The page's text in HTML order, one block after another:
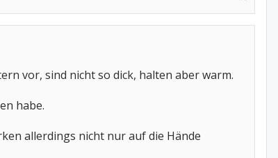
vor, sind nicht so dick, halten aber warm.
habe.
allerdings nicht nur auf die Hände